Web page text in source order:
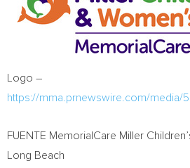
Logo –
https://mma.prnewswire.com/media/
FUENTE MemorialCare Miller
Long Beach